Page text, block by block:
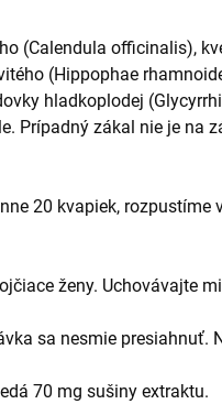
(Calendula officinalis),
(Hippophae
hladkoplodej
Prípadný zákal nie je na
20 kvapiek, rozpustíme
ženy. Uchovávajte
sa nesmie presiahnuť.
70 mg sušiny extraktu.